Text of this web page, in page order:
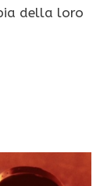
della loro